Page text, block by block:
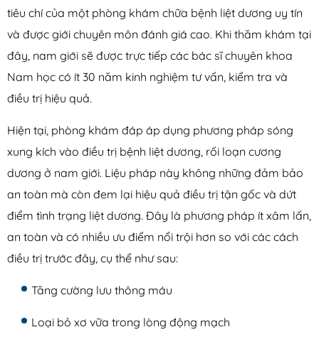
tiêu chí của một phòng khám chữa bệnh liệt dương uy tín
và được giới chuyên môn đánh giá cao. Khi thăm khám tại
đây, nam giới sẽ được trực tiếp các bác sĩ chuyên khoa
Nam học có ít 30 năm kinh nghiệm tư vấn, kiểm tra và
điều trị hiệu quả.
Hiện tại, phòng khám đáp áp dụng phương pháp sóng
xung kích vào điều trị bệnh liệt dương, rối loạn cương
dương ở nam giới. Liệu pháp này không những đảm bảo
an toàn mà còn đem lại hiệu quả điều trị tận gốc và dứt
điểm tình trạng liệt dương. Đây là phương pháp ít xâm lấn,
an toàn và có nhiều ưu điểm nổi trội hơn so với các cách
điều trị trước đây, cụ thể như sau:
Tăng cường lưu thông máu
Loại bỏ xơ vữa trong lòng động mạch